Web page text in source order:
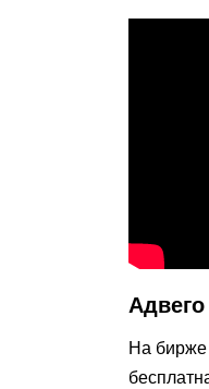
Адвего
На бирже